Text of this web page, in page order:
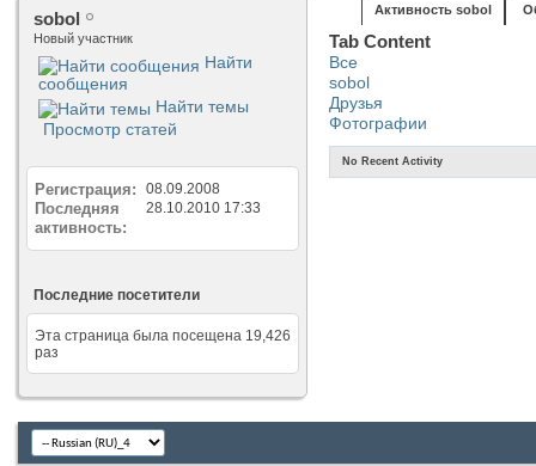
sobol
Новый участник
Найти
сообщения
Найти темы
Просмотр статей
Регистрация 08.09.2008
Последняя
активность
28.10.2010 17:33
Последние посетители
Эта страница была посещена 19,426
раз
Активность sobol
Tab Content
Все
sobol
Друзья
Фотографии
No Recent Activity